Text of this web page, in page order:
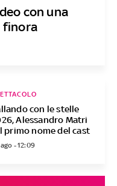
con una
finora
con le stelle
Alessandro Matri
primo nome del cast
- 12:09